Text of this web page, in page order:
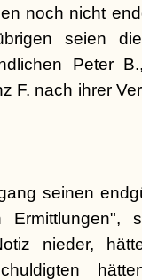
noch nicht
seien
Peter
F. nach ihrer
seinen
Ermittlungen",
nieder,